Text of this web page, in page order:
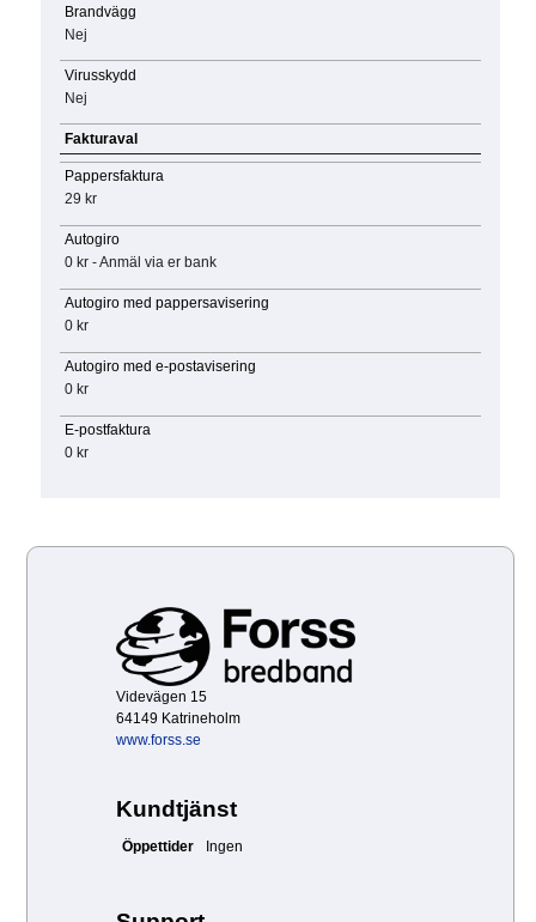
Brandvägg
Nej
Virusskydd
Nej
Fakturaval
Pappersfaktura
29 kr
Autogiro
0 kr - Anmäl via er bank
Autogiro med pappersavisering
0 kr
Autogiro med e-postavisering
0 kr
E-postfaktura
0 kr
Videvägen 15
64149 Katrineholm
www.forss.se
Kundtjänst
Öppettider Ingen